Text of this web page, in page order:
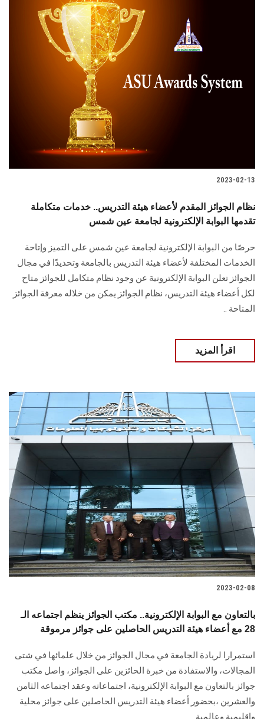
2023-02-13
نظام الجوائز المقدم لأعضاء هيئة التدريس.. خدمات متكاملة
تقدمها البوابة الإلكترونية لجامعة عين شمس
حرصًا من البوابة الإلكترونية لجامعة عين شمس على التميز وإتاحة
الخدمات المختلفة لأعضاء هيئة التدريس بالجامعة وتحديدًا في مجال
الجوائز تعلن البوابة الإلكترونية عن وجود نظام متكامل للجوائز متاح
لكل أعضاء هيئة التدريس، نظام الجوائز يمكن من خلاله معرفة الجوائز
المتاحة ..
اقرأ المزيد
2023-02-08
بالتعاون مع البوابة الإلكترونية.. مكتب الجوائز ينظم اجتماعه الـ
28 مع أعضاء هيئة التدريس الحاصلين على جوائز مرموقة
استمرارا لريادة الجامعة في مجال الجوائز من خلال علمائها في شتى
المجالات، والاستفادة من خبرة الحائزين على الجوائز، واصل مكتب
جوائز بالتعاون مع البوابة الإلكترونية، اجتماعاته وعقد اجتماعه الثامن
والعشرين ،بحضور أعضاء هيئة التدريس الحاصلين على جوائز محلية
وإقليمية وعالمية